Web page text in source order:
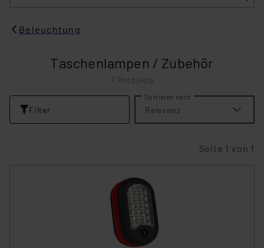
Beleuchtung
Taschenlampen / Zubehör
7 Produkte
Filter
Sortieren nach
Relevanz
Seite 1 von 1